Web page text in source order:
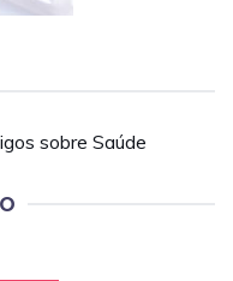
sobre Saúde